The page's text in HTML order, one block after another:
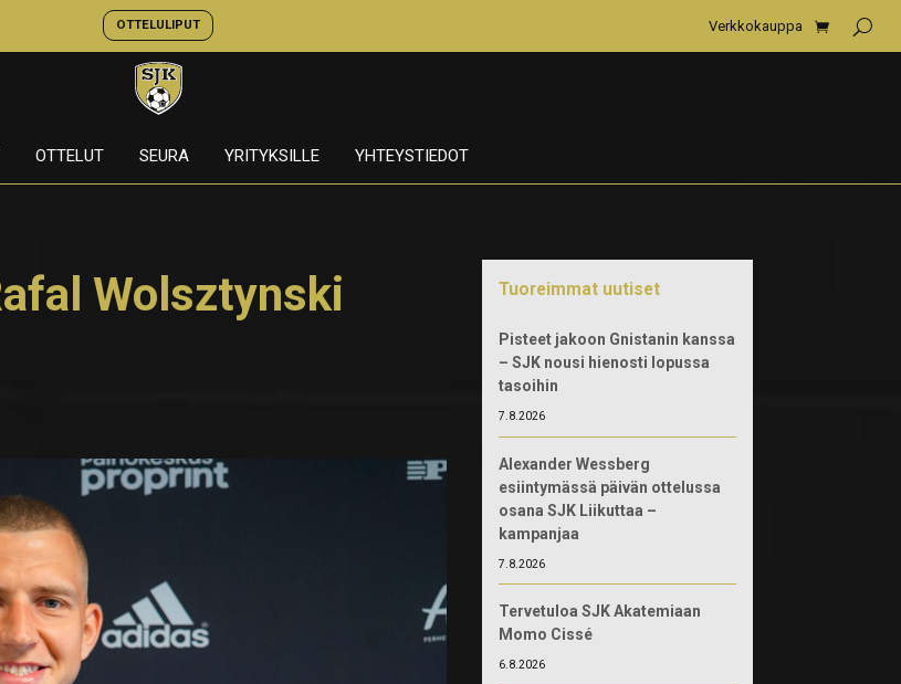
OTTELULIPUT Verkkokauppa
OTTELUT SEURA YRITYKSILLE YHTEYSTIEDOT
Wolsztynski
Tuoreimmat uutiset
Pisteet jakoon Gnistanin kanssa
– SJK nousi hienosti lopussa
tasoihin
7.8.2026
Alexander Wessberg
esiintymässä päivän ottelussa
osana SJK Liikuttaa –
kampanjaa
7.8.2026
Tervetuloa SJK Akatemiaan
Momo Cissé
6.8.2026